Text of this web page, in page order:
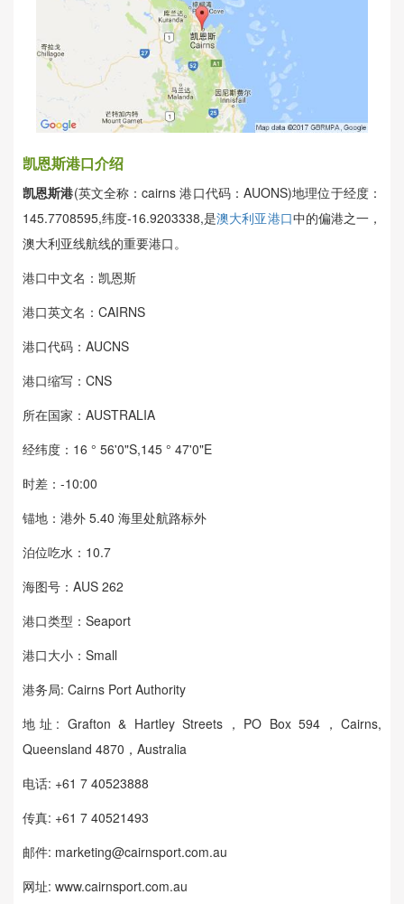
凯恩斯港口介绍
凯恩斯港(英文全称：cairns 港口代码：AUONS)地理位于经度：
145.7708595,纬度-16.9203338,是澳大利亚港口中的偏港之一，
澳大利亚线航线的重要港口。
港口中文名：凯恩斯
港口英文名：CAIRNS
港口代码：AUCNS
港口缩写：CNS
所在国家：AUSTRALIA
经纬度：16 ° 56'0"S,145 ° 47'0"E
时差：-10:00
锚地：港外 5.40 海里处航路标外
泊位吃水：10.7
海图号：AUS 262
港口类型：Seaport
港口大小：Small
港务局: Cairns Port Authority
地址: Grafton & Hartley Streets，PO Box 594，Cairns,
Queensland 4870，Australia
电话: +61 7 40523888
传真: +61 7 40521493
邮件: marketing@cairnsport.com.au
网址: www.cairnsport.com.au